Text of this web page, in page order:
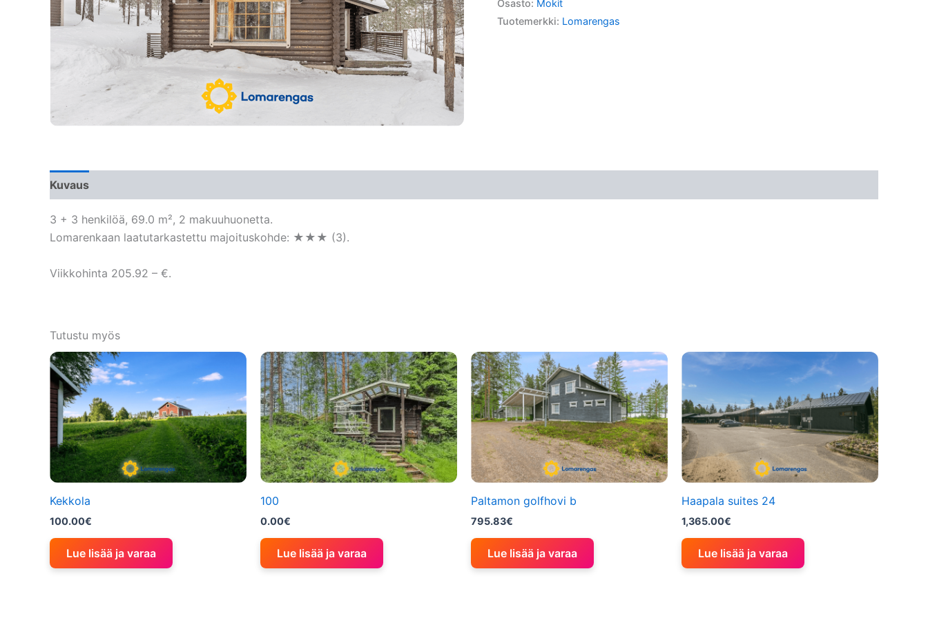
Osasto: Mokit
Tuotemerkki: Lomarengas
Kuvaus
3 + 3 henkilöä, 69.0 m², 2 makuuhuonetta.
Lomarenkaan laatutarkastettu majoituskohde: ★★★ (3).
Viikkohinta 205.92 – €.
Tutustu myös
Kekkola
100.00€
Lue lisää ja varaa
100
0.00€
Lue lisää ja varaa
Paltamon golfhovi b
795.83€
Lue lisää ja varaa
Haapala suites 24
1,365.00€
Lue lisää ja varaa